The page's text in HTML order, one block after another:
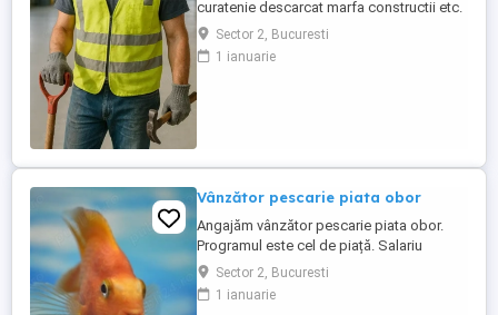
curatenie descarcat marfa constructii etc.
Sector 2, Bucuresti
1 ianuarie
Vânzător pescarie piata obor
Angajăm vânzător pescarie piata obor.
Programul este cel de piață. Salariu
porneste de la 4500 de lei și creste treptat
. Carte de muncă. Nu necesita mare
experiență în domeniu. Pentru orice
Sector 2, Bucuresti
1 ianuarie